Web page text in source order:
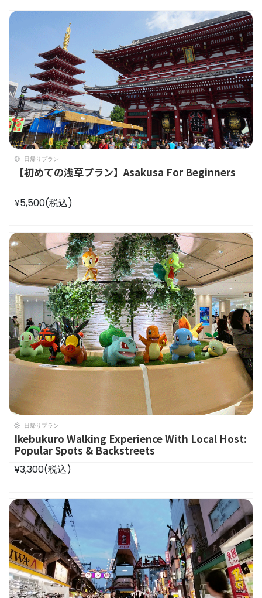
日帰りプラン
【初めての浅草プラン】Asakusa For Beginners
¥5,500(税込)
日帰りプラン
Ikebukuro Walking Experience With Local Host:
Popular Spots & Backstreets
¥3,300(税込)